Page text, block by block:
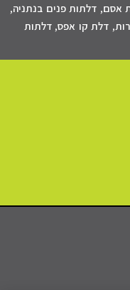
אסם, דלתות פנים בנתניה,
, דלת קו אפס,דלתות